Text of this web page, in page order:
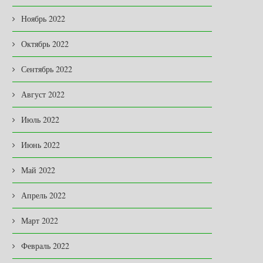
Ноябрь 2022
Октябрь 2022
Сентябрь 2022
Август 2022
Июль 2022
Июнь 2022
Май 2022
Апрель 2022
Март 2022
Февраль 2022